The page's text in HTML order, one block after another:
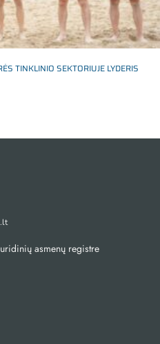
TINKLINIO SEKTORIUJE LYDERIS
asmenų registre